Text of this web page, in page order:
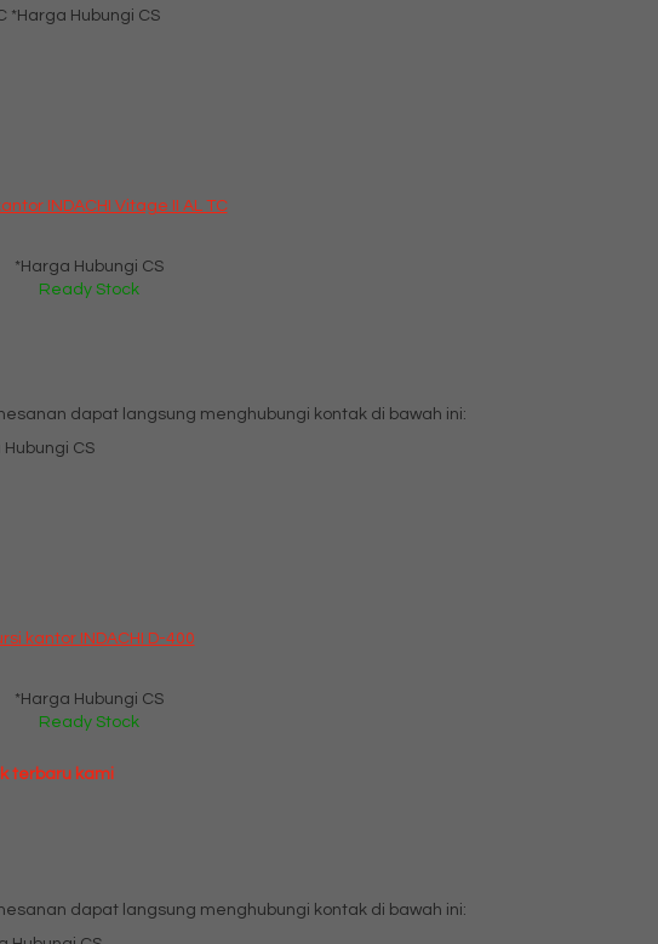
*Harga Hubungi CS
INDACHI Vitage II AL TC
*Harga Hubungi CS
Ready Stock
dapat langsung menghubungi kontak di bawah ini:
Hubungi CS
kantor INDACHI D-400
*Harga Hubungi CS
Ready Stock
terbaru kami
dapat langsung menghubungi kontak di bawah ini: